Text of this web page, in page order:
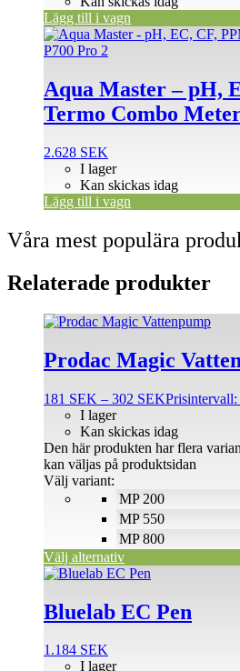
Lägg till i vagn
Aqua Master – pH,
Termo Combo
2.628 SEK
I lager
Kan skickas idag
Lägg till i vagn
Våra mest populära
Relaterade produkter
Prodac Magic
181 SEK – 302 SEK
MP 200
MP 550
MP 800
I lager
Kan skickas idag
Välj variant:
Välj alternativ
Den här produkten har flera
kan väljas på produktsidan
Bluelab EC Pen
1.184 SEK
I lager